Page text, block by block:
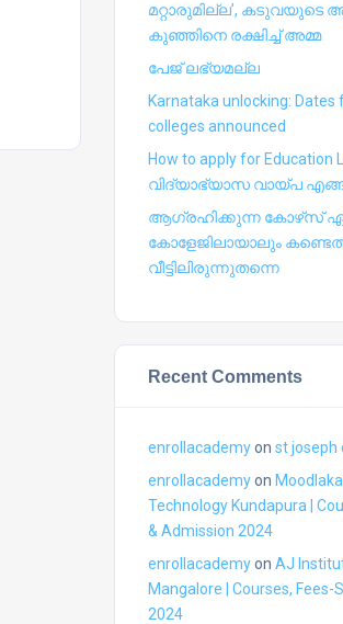
മറ്റാരുമില്ല’, കടുവയുടെ
കുഞ്ഞിനെ രക്ഷിച്ച് അമ്മ
പേജ് ലഭ്യമല്ല
Karnataka unlocking:
colleges announced
How to apply for Education
വിദ്യാഭ്യാസ വായ്പ
ആഗ്രഹിക്കുന്ന കോഴ്‍സ് ഏതു
കോളേജിലായാലും
വീട്ടിലിരുന്നുതന്നെ
Recent Comments
enrollacademyon st joseph
enrollacademyon
Technology Kundapura |
& Admission 2024
enrollacademyon AJ
Mangalore | Courses,
2024